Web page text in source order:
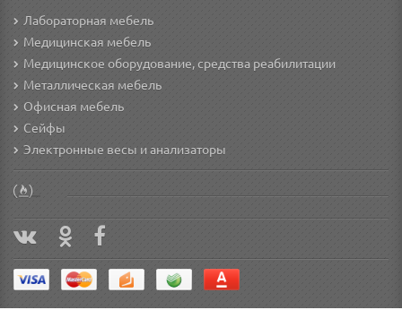
Лабораторная мебель
Медицинская мебель
Медицинское оборудование, средства реабилитации
Металлическая мебель
Офисная мебель
Сейфы
Электронные весы и анализаторы